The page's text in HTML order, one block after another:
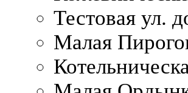
Тестовая ул.
Малая